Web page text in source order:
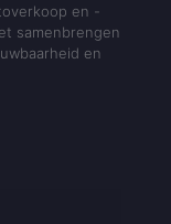
en -
samenbrengen
en